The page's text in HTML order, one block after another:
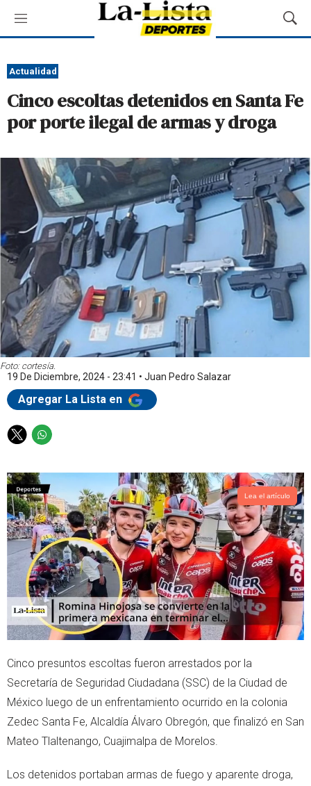
M
e
ú
M
o
a
r
s
q
u
e
d
Actualidad
Cinco escoltas detenidos en Santa Fe
por porte ilegal de armas y droga
Foto: cortesía.
19 De Diciembre, 2024 - 23:41 • Juan Pedro Salazar
Agregar La Lista en
T
i
t
t
e
r
W
a
t
s
a
p
p
Lea el artículo
Cinco presuntos escoltas fueron arrestados por la
Secretaría de Seguridad Ciudadana (SSC) de la Ciudad de
México luego de un enfrentamiento ocurrido en la colonia
Zedec Santa Fe, Alcaldía Álvaro Obregón, que finalizó en San
Mateo Tlaltenango, Cuajimalpa de Morelos.
Los detenidos portaban armas de fuego y aparente droga,